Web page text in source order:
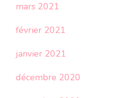
mars 2021
février 2021
janvier 2021
décembre 2020